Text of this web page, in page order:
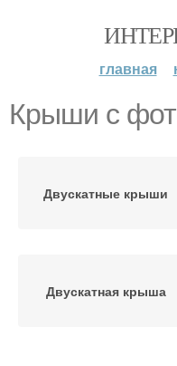
главная
Крыши с
Двускатные крыши
Двускатная крыша